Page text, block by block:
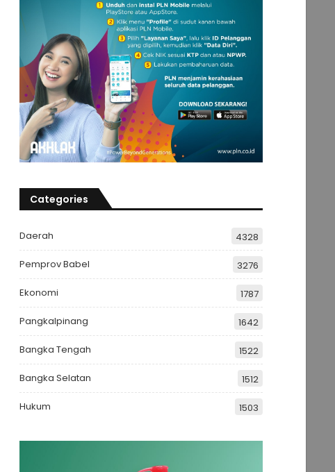
Categories
Daerah 4328
Pemprov Babel 3276
Ekonomi 1787
Pangkalpinang 1642
Bangka Tengah 1522
Bangka Selatan 1512
Hukum 1503